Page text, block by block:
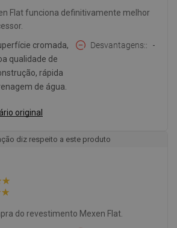
Flat funciona definitivamente melhor
cromada,
qualidade de
rápida
de água.
Desvantagens: -
original
diz respeito a este produto
do revestimento Mexen Flat.